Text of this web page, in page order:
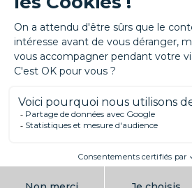
ARA ROUGE
Les perroquets